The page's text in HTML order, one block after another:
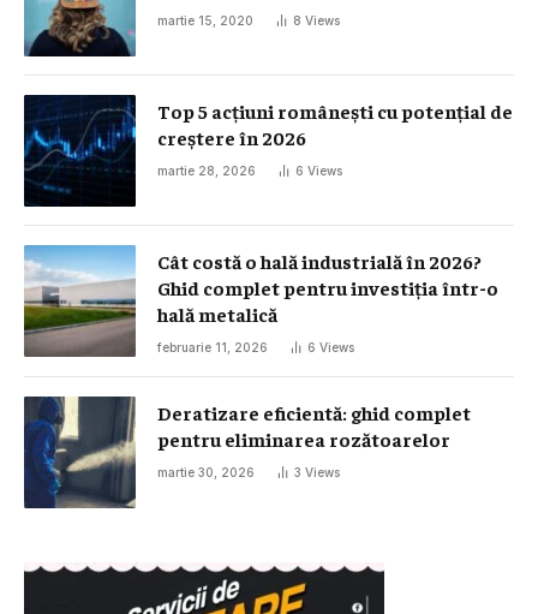
martie 15, 2020 8 Views
Top 5 acțiuni românești cu potențial de
creștere în 2026
martie 28, 2026 6 Views
Cât costă o hală industrială în 2026?
Ghid complet pentru investiția într-o
hală metalică
februarie 11, 2026 6 Views
Deratizare eficientă: ghid complet
pentru eliminarea rozătoarelor
martie 30, 2026 3 Views